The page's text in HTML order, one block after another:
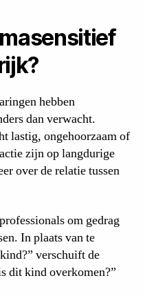
hebben
dan verwacht.
lastig, ongehoorzaam of
zijn op langdurige
over de relatie tussen
om gedrag
In plaats van te
verschuift de
dit kind overkomen?”